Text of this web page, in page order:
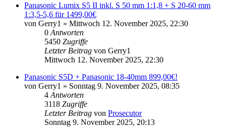
Panasonic Lumix S5 II inkl. S 50 mm 1:1,8 + S 20-60 mm
1:3,5-5,6 für 1499,00€
von Gerry1 » Mittwoch 12. November 2025, 22:30
0 Antworten
5450 Zugriffe
Letzter Beitrag von Gerry1
Mittwoch 12. November 2025, 22:30
Panasonic S5D + Panasonic 18-40mm 899,00€!
von Gerry1 » Sonntag 9. November 2025, 08:35
4 Antworten
3118 Zugriffe
Letzter Beitrag von Prosecutor
Sonntag 9. November 2025, 20:13